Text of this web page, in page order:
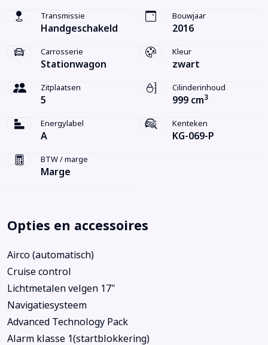
Transmissie
Handgeschakeld
Bouwjaar
2016
Carrosserie
Stationwagon
Kleur
zwart
Zitplaatsen
5
Cilinderinhoud
999 cm3
Energylabel
A
Kenteken
KG-069-P
BTW / marge
Marge
Opties en accessoires
Airco (automatisch)
Cruise control
Lichtmetalen velgen 17"
Navigatiesysteem
Advanced Technology Pack
Alarm klasse 1(startblokkering)